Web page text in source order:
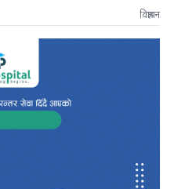
विज्ञापन